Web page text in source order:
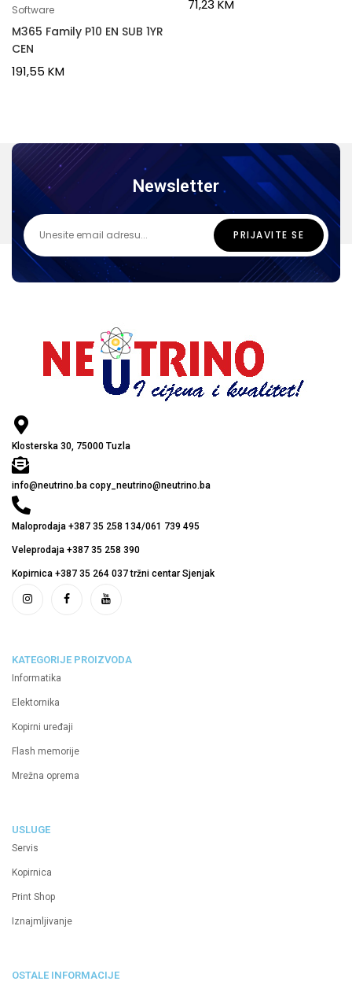
Software
M365 Family P10 EN SUB 1YR
CEN
191,55 KM
71,23 KM
Newsletter
Klosterska 30, 75000 Tuzla
info@neutrino.ba copy_neutrino@neutrino.ba
Maloprodaja +387 35 258 134/061 739 495
Veleprodaja +387 35 258 390
Kopirnica +387 35 264 037 tržni centar Sjenjak
KATEGORIJE PROIZVODA
Informatika
Elektornika
Kopirni uređaji
Flash memorije
Mrežna oprema
USLUGE
Servis
Kopirnica
Print Shop
Iznajmljivanje
OSTALE INFORMACIJE